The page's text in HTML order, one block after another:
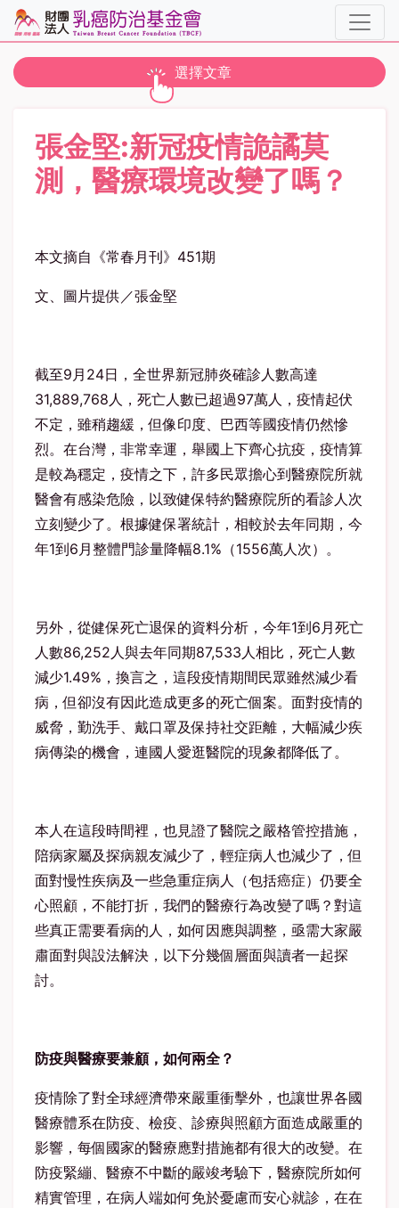
toggle navigation
選擇文章
張金堅:新冠疫情詭譎莫
測，醫療環境改變了嗎？
本文摘自《常春月刊》451期
文、圖片提供／張金堅
截至9月24日，全世界新冠肺炎確診人數高達
31,889,768人，死亡人數已超過97萬人，疫情起伏
不定，雖稍趨緩，但像印度、巴西等國疫情仍然慘
烈。在台灣，非常幸運，舉國上下齊心抗疫，疫情算
是較為穩定，疫情之下，許多民眾擔心到醫療院所就
醫會有感染危險，以致健保特約醫療院所的看診人次
立刻變少了。根據健保署統計，相較於去年同期，今
年1到6月整體門診量降幅8.1%（1556萬人次）。
另外，從健保死亡退保的資料分析，今年1到6月死亡
人數86,252人與去年同期87,533人相比，死亡人數
減少1.49%，換言之，這段疫情期間民眾雖然減少看
病，但卻沒有因此造成更多的死亡個案。面對疫情的
威脅，勤洗手、戴口罩及保持社交距離，大幅減少疾
病傳染的機會，連國人愛逛醫院的現象都降低了。
本人在這段時間裡，也見證了醫院之嚴格管控措施，
陪病家屬及探病親友減少了，輕症病人也減少了，但
面對慢性疾病及一些急重症病人（包括癌症）仍要全
心照顧，不能打折，我們的醫療行為改變了嗎？對這
些真正需要看病的人，如何因應與調整，亟需大家嚴
肅面對與設法解決，以下分幾個層面與讀者一起探
討。
防疫與醫療要兼顧，如何兩全？
疫情除了對全球經濟帶來嚴重衝擊外，也讓世界各國
醫療體系在防疫、檢疫、診療與照顧方面造成嚴重的
影響，每個國家的醫療應對措施都有很大的改變。在
防疫緊繃、醫療不中斷的嚴竣考驗下，醫療院所如何
精實管理，在病人端如何免於憂慮而安心就診，在在